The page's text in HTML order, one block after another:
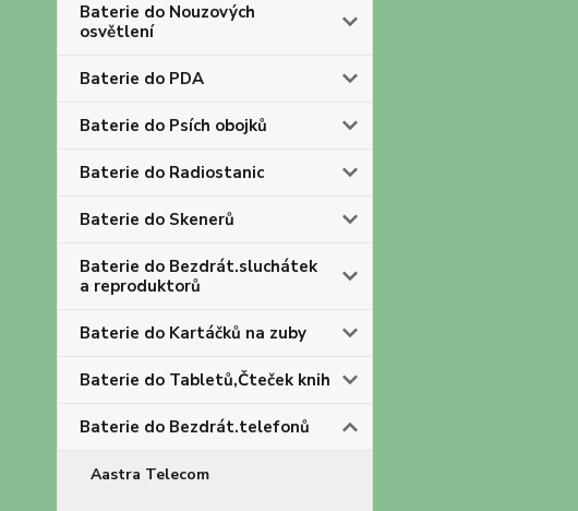
Baterie do Nouzových
osvětlení
Baterie do PDA
Baterie do Psích obojků
Baterie do Radiostanic
Baterie do Skenerů
Baterie do Bezdrát.sluchátek
a reproduktorů
Baterie do Kartáčků na zuby
Baterie do Tabletů,Čteček knih
Baterie do Bezdrát.telefonů
Aastra Telecom